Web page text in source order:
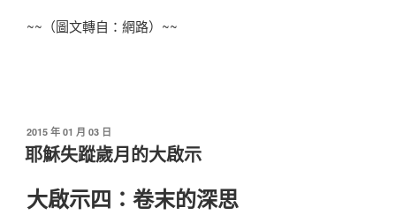
~~（圖文轉自：網路）~~
發
佈
於
2015 年 01 月 03 日
耶穌失蹤歲月的大啟示
大啟示四：卷末的深思